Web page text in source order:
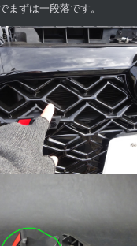
まずは一段落です。